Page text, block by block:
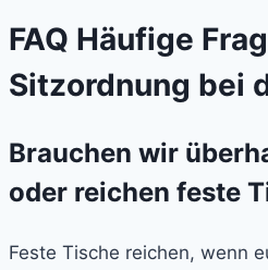
FAQ Häufige
Sitzordnung bei
Brauchen wir
oder reichen feste
Feste Tische reichen, wenn